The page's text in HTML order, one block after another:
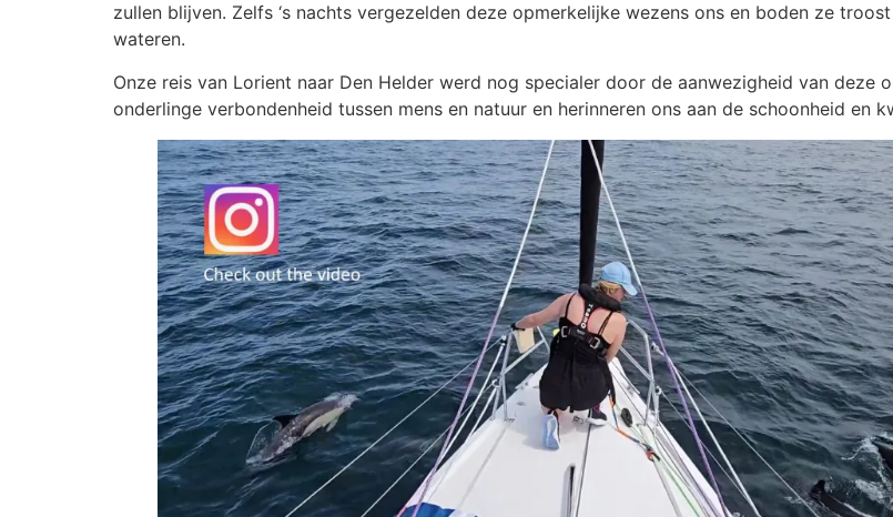
zullen blijven. Zelfs ‘s nachts vergezelden deze opmerkelijke wezens ons en boden ze
wateren.
Onze reis van Lorient naar Den Helder werd nog specialer door de aanwezigheid van deze
onderlinge verbondenheid tussen mens en natuur en herinneren ons aan de schoonheid en